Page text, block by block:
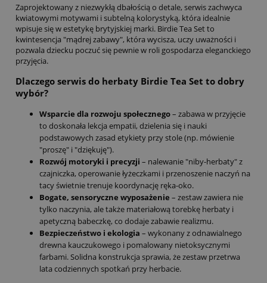
Zaprojektowany z niezwykłą dbałością o detale, serwis zachwyca
kwiatowymi motywami i subtelną kolorystyką, która idealnie
wpisuje się w estetykę brytyjskiej marki. Birdie Tea Set to
kwintesencja "mądrej zabawy", która wycisza, uczy uważności i
pozwala dziecku poczuć się pewnie w roli gospodarza eleganckiego
przyjęcia.
Dlaczego serwis do herbaty Birdie Tea Set to dobry
wybór?
Wsparcie dla rozwoju społecznego– zabawa w przyjęcie
to doskonała lekcja empatii, dzielenia się i nauki
podstawowych zasad etykiety przy stole (np. mówienie
"proszę" i "dziękuję").
Rozwój motoryki i precyzji – nalewanie "niby-herbaty" z
czajniczka, operowanie łyżeczkami i przenoszenie naczyń na
tacy świetnie trenuje koordynację ręka-oko.
Bogate, sensoryczne wyposażenie – zestaw zawiera nie
tylko naczynia, ale także materiałową torebkę herbaty i
apetyczną babeczkę, co dodaje zabawie realizmu.
Bezpieczeństwo i ekologia – wykonany z odnawialnego
drewna kauczukowego i pomalowany nietoksycznymi
farbami. Solidna konstrukcja sprawia, że zestaw przetrwa
lata codziennych spotkań przy herbacie.